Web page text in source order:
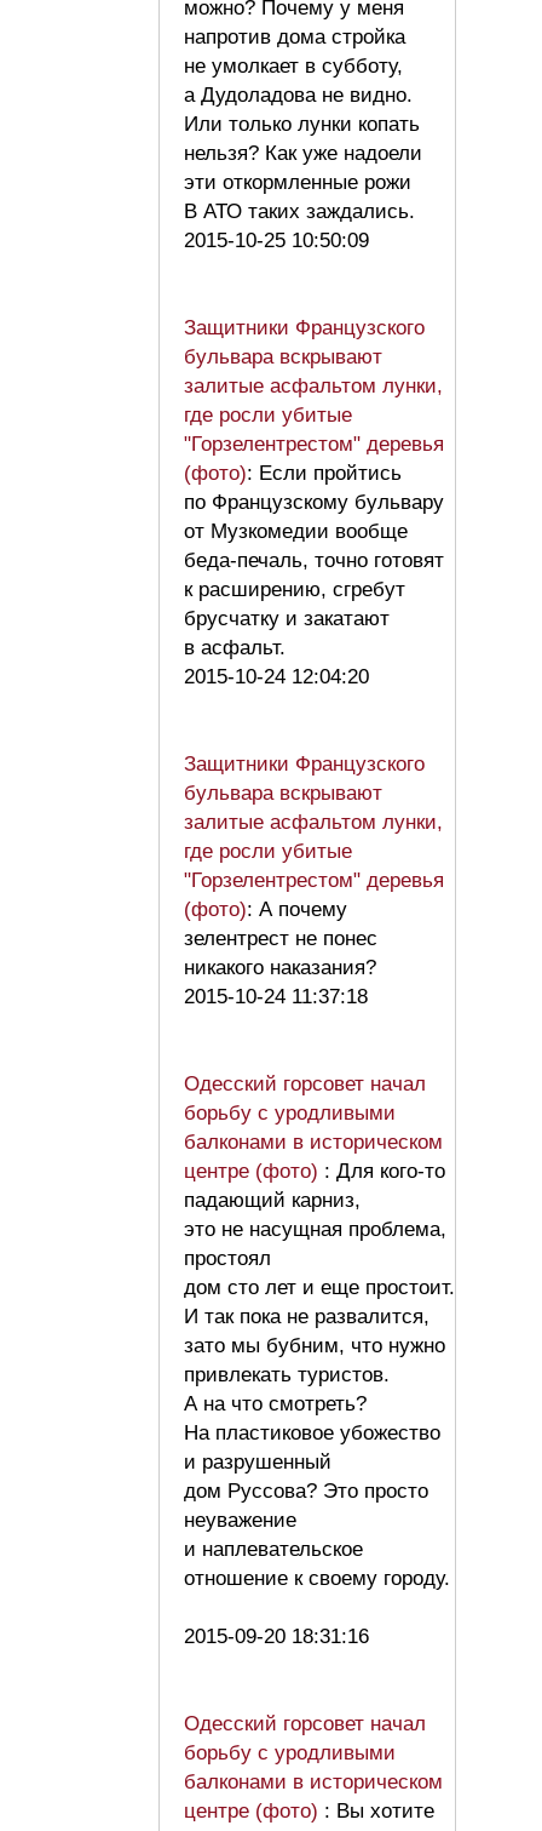
можно? Почему у меня
напротив дома стройка
не умолкает в субботу,
а Дудоладова не видно.
Или только лунки копать
нельзя? Как уже надоели
эти откормленные рожи
В АТО таких заждались.
2015-10-25 10:50:09
Защитники Французского
бульвара вскрывают
залитые асфальтом лунки,
где росли убитые
"Горзелентрестом" деревья
(фото): Если пройтись
по Французскому бульвару
от Музкомедии вообще
беда-печаль, точно готовят
к расширению, сгребут
брусчатку и закатают
в асфальт.
2015-10-24 12:04:20
Защитники Французского
бульвара вскрывают
залитые асфальтом лунки,
где росли убитые
"Горзелентрестом" деревья
(фото): А почему
зелентрест не понес
никакого наказания?
2015-10-24 11:37:18
Одесский горсовет начал
борьбу с уродливыми
балконами в историческом
центре (фото) : Для кого-то
падающий карниз,
это не насущная проблема,
простоял
дом сто лет и еще простоит.
И так пока не развалится,
зато мы бубним, что нужно
привлекать туристов.
А на что смотреть?
На пластиковое убожество
и разрушенный
дом Руссова? Это просто
неуважение
и наплевательское
отношение к своему городу.
2015-09-20 18:31:16
Одесский горсовет начал
борьбу с уродливыми
балконами в историческом
центре (фото) : Вы хотите